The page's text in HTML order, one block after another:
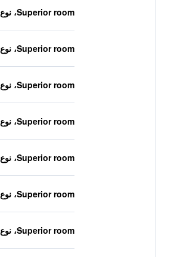
Superior room، نوع السرير غير معروف
Superior room، نوع السرير غير معروف
Superior room، نوع السرير غير معروف
Superior room، نوع السرير غير معروف
Superior room، نوع السرير غير معروف
Superior room، نوع السرير غير معروف
Superior room، نوع السرير غير معروف